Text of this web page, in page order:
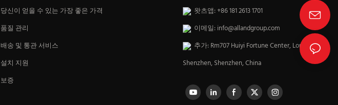
당신이 얻을 수 있는 가장 좋은 가격
품질 관리
배송 및 통관 서비스
설치 지원
보증
왓츠앱: +86 181 2613 1701
이메일: info@allandgroup.com
추가: Rm707 Huiyi Fortune Center, Longhua,
Shenzhen, Shenzhen, China